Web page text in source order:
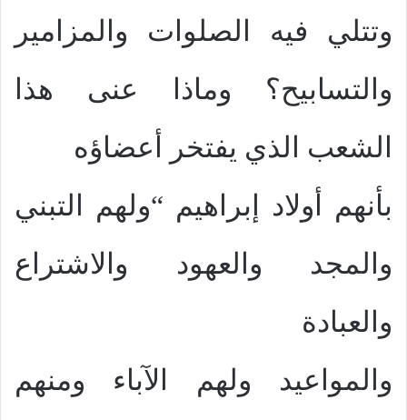
وتتلي فيه الصلوات والمزامير
والتسابيح؟ وماذا عنى هذا
الشعب الذي يفتخر أعضاؤه
بأنهم أولاد إبراهيم “ولهم التبني
والمجد والعهود والاشتراع
والعبادة
والمواعيد ولهم الآباء ومنهم